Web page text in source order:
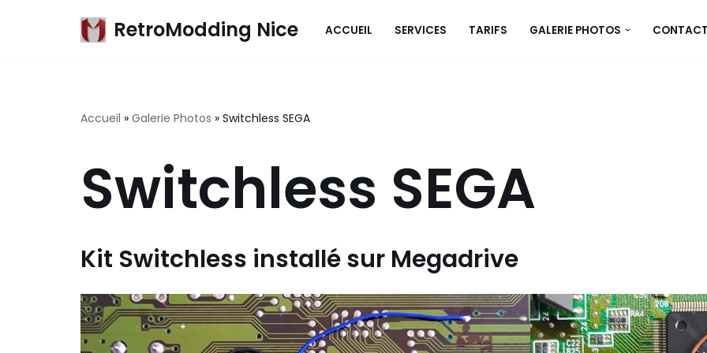
RetroModding Nice ACCUEIL SERVICES TARIFS GALERIE PHOTOS
Accueil » Galerie Photos » Switchless SEGA
Switchless SEGA
Kit Switchless installé sur Megadrive